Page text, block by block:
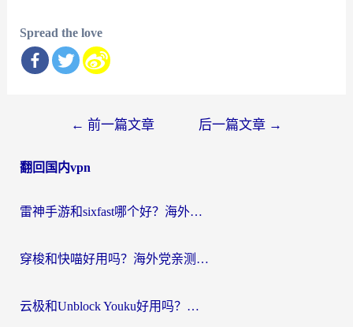
Spread the love
导
← 前一篇文章 后一篇文章 →
翻回国内vpn
雷神手游和sixfast哪个好？海外党亲测3款回国加速器，教你选对不踩坑
穿梭和快喵好用吗？海外党亲测：小众加速器对比+番茄加速器深度体验
云极和Unblock Youku好用吗？海外党亲测+2026回国加速器避坑指南